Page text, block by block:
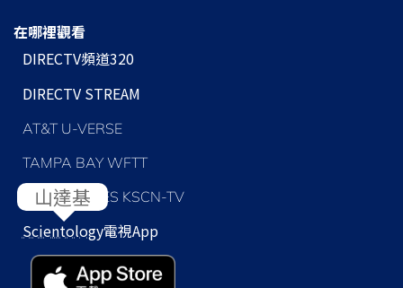
在哪裡觀看
DIRECTV頻道320
DIRECTV STREAM
AT&T U-VERSE
TAMPA BAY WFTT
LOS ANGELES KSCN-TV
Scientology電視App